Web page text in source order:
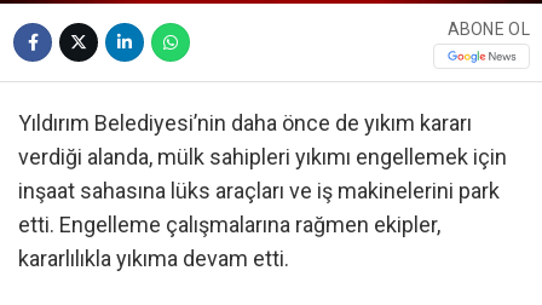
ABONE OL
Yıldırım Belediyesi’nin daha önce de yıkım kararı
verdiği alanda, mülk sahipleri yıkımı engellemek için
inşaat sahasına lüks araçları ve iş makinelerini park
etti. Engelleme çalışmalarına rağmen ekipler,
kararlılıkla yıkıma devam etti.